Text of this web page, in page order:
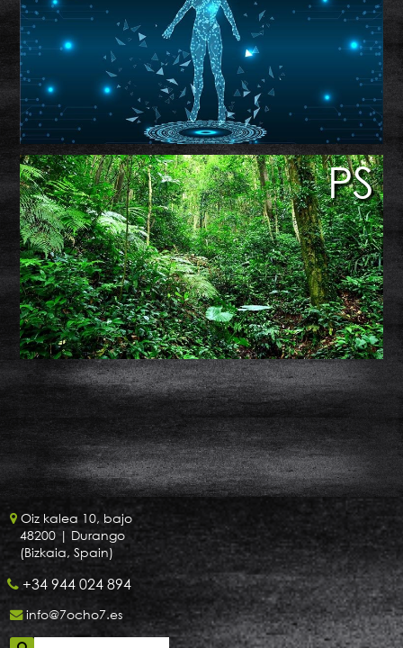
PS
Oiz kalea 10, bajo
48200 | Durango
(Bizkaia, Spain)
+34 944 024 894
info@7ocho7.es